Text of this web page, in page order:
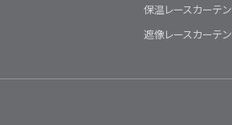
保温レースカーテン
遮像レースカーテン